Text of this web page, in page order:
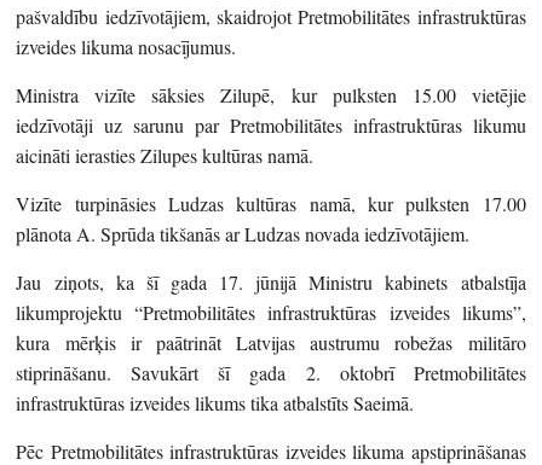
pašvaldību iedzīvotājiem, skaidrojot Pretmobilitātes infrastruktūras
izveides likuma nosacījumus.
Ministra vizīte sāksies Zilupē, kur pulksten 15.00 vietējie
iedzīvotāji uz sarunu par Pretmobilitātes infrastruktūras likumu
aicināti ierasties Zilupes kultūras namā.
Vizīte turpināsies Ludzas kultūras namā, kur pulksten 17.00
plānota A. Sprūda tikšanās ar Ludzas novada iedzīvotājiem.
Jau ziņots, ka šī gada 17. jūnijā Ministru kabinets atbalstīja
likumprojektu “Pretmobilitātes infrastruktūras izveides likums”,
kura mērķis ir paātrināt Latvijas austrumu robežas militāro
stiprināšanu. Savukārt šī gada 2. oktobrī Pretmobilitātes
infrastruktūras izveides likums tika atbalstīts Saeimā.
Pēc Pretmobilitātes infrastruktūras izveides likuma apstiprināšanas